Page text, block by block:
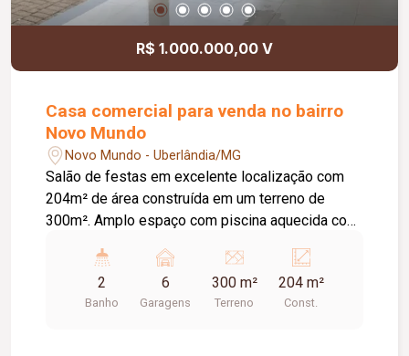
R$ 1.000.000,00 V
Casa comercial para venda no bairro
Novo Mundo
Novo Mundo - Uberlândia/MG
Salão de festas em excelente localização com
204m² de área construída em um terreno de
300m². Amplo espaço com piscina aquecida com
Despensa, banheiro feminino e masculino,
totalizando 02; Mezanino amplo com vista para
todo o salão; Telha isotérmica (sanduiche);
2
Banho
6
Garagens
300 m²
Terreno
204 m²
Const.